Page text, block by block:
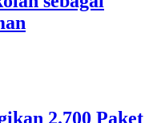
2.700 Paket